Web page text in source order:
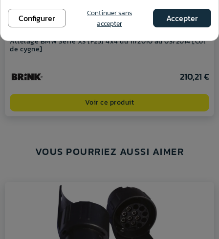
Attelage BMW Série X3 (F25) 4x4 du 11/2010 au 03/2014 [Col
de cygne]
210,21 €
Voir ce produit
VOUS POURRIEZ AUSSI AIMER
Configurer
Continuer sans
accepter
Accepter